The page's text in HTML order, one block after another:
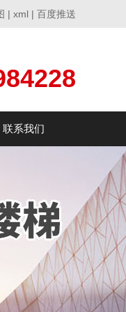
| xml | 百度推送
联系我们